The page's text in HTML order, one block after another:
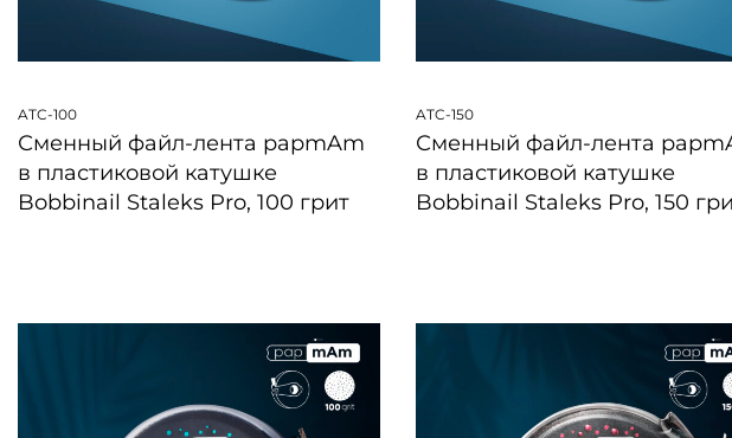
ATC-100
Сменный файл-лента papmAm
в пластиковой катушке
Bobbinail Staleks Pro, 100 грит
ATC-150
Сменный файл-лента
в пластиковой катушке
Bobbinail Staleks Pro, 150